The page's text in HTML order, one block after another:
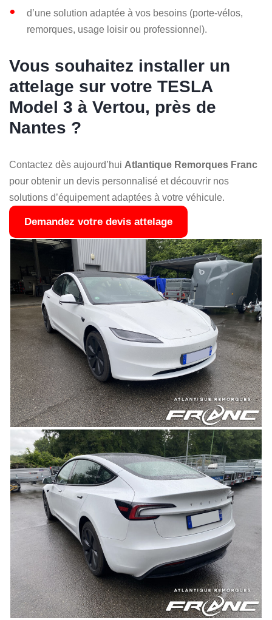
d’une solution adaptée à vos besoins (porte-vélos,
remorques, usage loisir ou professionnel).
Vous souhaitez installer un
attelage sur votre TESLA
Model 3 à Vertou, près de
Nantes ?
Contactez dès aujourd’hui Atlantique Remorques Franc
pour obtenir un devis personnalisé et découvrir nos
solutions d’équipement adaptées à votre véhicule.
Demandez votre devis attelage